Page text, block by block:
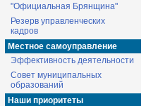
"Официальная Брянщина"
Резерв управленческих
кадров
Местное самоуправление
Эффективность деятельности
Совет муниципальных
образований
Наши приоритеты